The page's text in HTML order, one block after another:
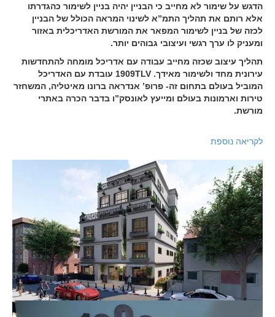
הדגש על שימור לא מחייב כי הבניין יהיה בניין לשימור כהגדרתו
אלא רותם את תהליך התמ”א לשינוי המראה הכולל של הבניין
לכזה של בניין לשימור המפאר את המורשת האדריכלית באזור
ומעניק לו ערך רגשי ועיצובי גבוהים יותר.
תהליך עיצוב שכזה מחייב עבודה עם אדריכל מומחה להתחדשות
עירונית מחד ולשימור מאידך. 1909TLV עובדת עם האדריכל
המוביל בעולם בתחום זה- פרופ’ אנדראה ברונו מאיטליה, המשחזר
טירות וארמונות בעולם ומייעץ לאונסק”ו בדבר הכרה באתרי
מורשת.
לקריאה נוספת